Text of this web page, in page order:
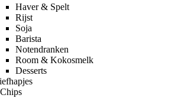
Haver & Spelt
Rijst
Soja
Barista
Notendranken
Room & Kokosmelk
Desserts
Chips